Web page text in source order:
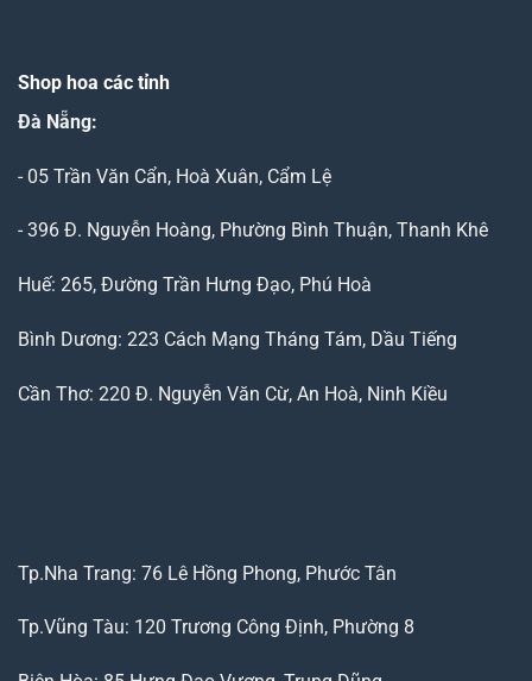
Shop hoa các tỉnh
Đà Nẵng:
- 05 Trần Văn Cẩn, Hoà Xuân, Cẩm Lệ
- 396 Đ. Nguyễn Hoàng, Phường Bình Thuận, Thanh Khê
Huế: 265, Đường Trần Hưng Đạo, Phú Hoà
Bình Dương: 223 Cách Mạng Tháng Tám, Dầu Tiếng
Cần Thơ: 220 Đ. Nguyễn Văn Cừ, An Hoà, Ninh Kiều
Tp.Nha Trang: 76 Lê Hồng Phong, Phước Tân
Tp.Vũng Tàu: 120 Trương Công Định, Phường 8